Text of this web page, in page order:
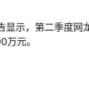
示，第二季度网
元。